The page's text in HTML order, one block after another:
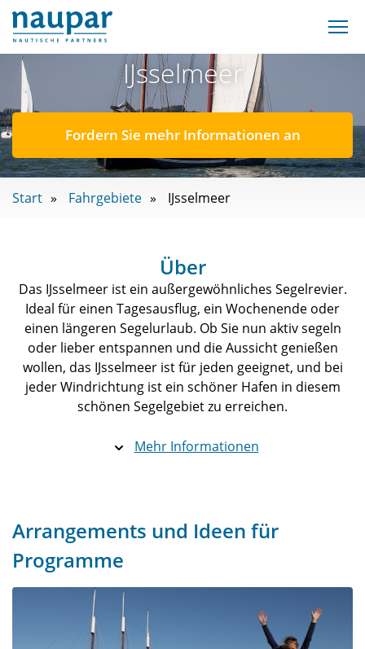
IJsselmeer
Fordern Sie mehr Informationen an
Start Fahrgebiete IJsselmeer
Über
Das IJsselmeer ist ein außergewöhnliches Segelrevier.
Ideal für einen Tagesausflug, ein Wochenende oder
einen längeren Segelurlaub. Ob Sie nun aktiv segeln
oder lieber entspannen und die Aussicht genießen
wollen, das IJsselmeer ist für jeden geeignet, und bei
jeder Windrichtung ist ein schöner Hafen in diesem
schönen Segelgebiet zu erreichen.
Mehr Informationen
Arrangements und Ideen für
Programme